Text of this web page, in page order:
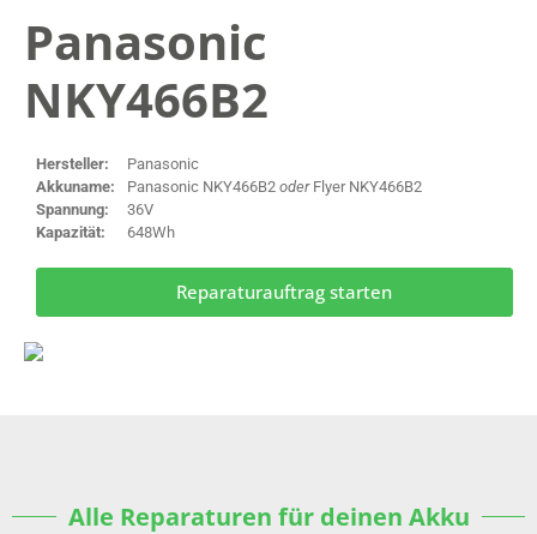
Panasonic
NKY466B2
Hersteller:
Panasonic
Akkuname:
Panasonic NKY466B2 oderFlyer NKY466B2
Spannung:
36V
Kapazität:
648Wh
Reparaturauftrag starten
Alle Reparaturen für deinen Akku